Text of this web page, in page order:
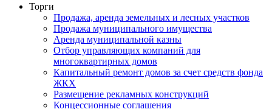
Торги
Продажа, аренда земельных и лесных участков
Продажа муниципального имущества
Аренда муниципальной казны
Отбор управляющих компаний для
многоквартирных домов
Капитальный ремонт домов за счет средств фонда
ЖКХ
Размещение рекламных конструкций
Концессионные соглашения